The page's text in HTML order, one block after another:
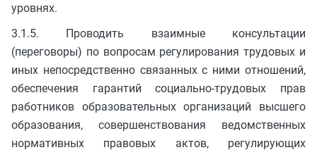
уровнях.
3.1.5. Проводить взаимные консультации
(переговоры) по вопросам регулирования трудовых и
иных непосредственно связанных с ними отношений,
обеспечения гарантий социально-трудовых прав
работников образовательных организаций высшего
образования, совершенствования ведомственных
нормативных правовых актов, регулирующих